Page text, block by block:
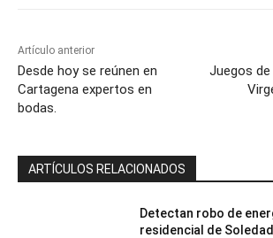
Artículo anterior
Desde hoy se reúnen en
Cartagena expertos en
bodas.
Juegos
ARTÍCULOS RELACIONADOS
Detectan robo de
residencial de